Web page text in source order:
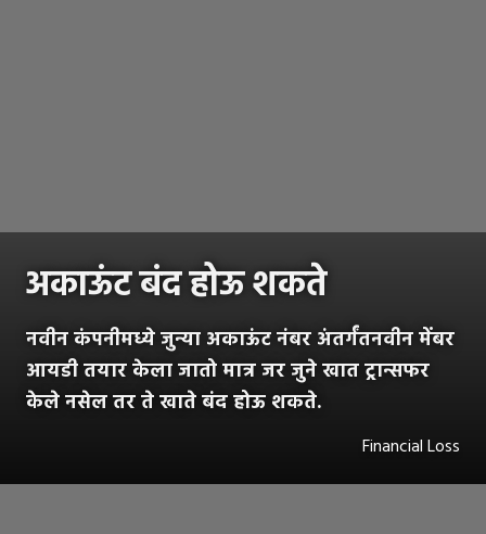
अकाऊंट बंद होऊ शकते
नवीन कंपनीमध्ये जुन्या अकाऊंट नंबर अंतर्गंतनवीन मेंबर
आयडी तयार केला जातो मात्र जर जुने खात ट्रान्सफर
केले नसेल तर ते खाते बंद होऊ शकते.
Financial Loss